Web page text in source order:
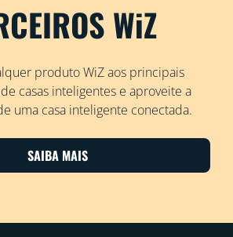
WiZ
produto WiZ aos principais
casas inteligentes e aproveite a
uma casa inteligente conectada.
SAIBA MAIS